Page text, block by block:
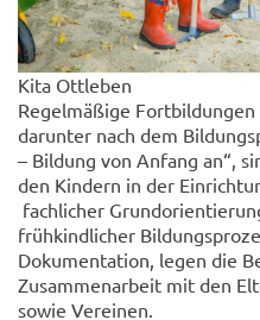
Kita Ottleben
Regelmäßige
darunter nach dem
– Bildung von Anfang an“,
den Kindern in der
fachlicher
frühkindlicher
Dokumentation, legen die
Zusammenarbeit mit den
sowie Vereinen.